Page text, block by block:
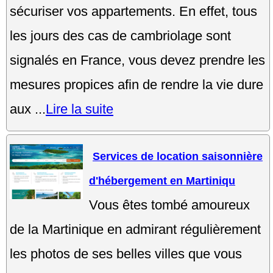
sécuriser vos appartements. En effet, tous
les jours des cas de cambriolage sont
signalés en France, vous devez prendre les
mesures propices afin de rendre la vie dure
aux ...Lire la suite
Services de location saisonnière
d'hébergement en Martiniqu
Vous êtes tombé amoureux
de la Martinique en admirant régulièrement
les photos de ses belles villes que vous